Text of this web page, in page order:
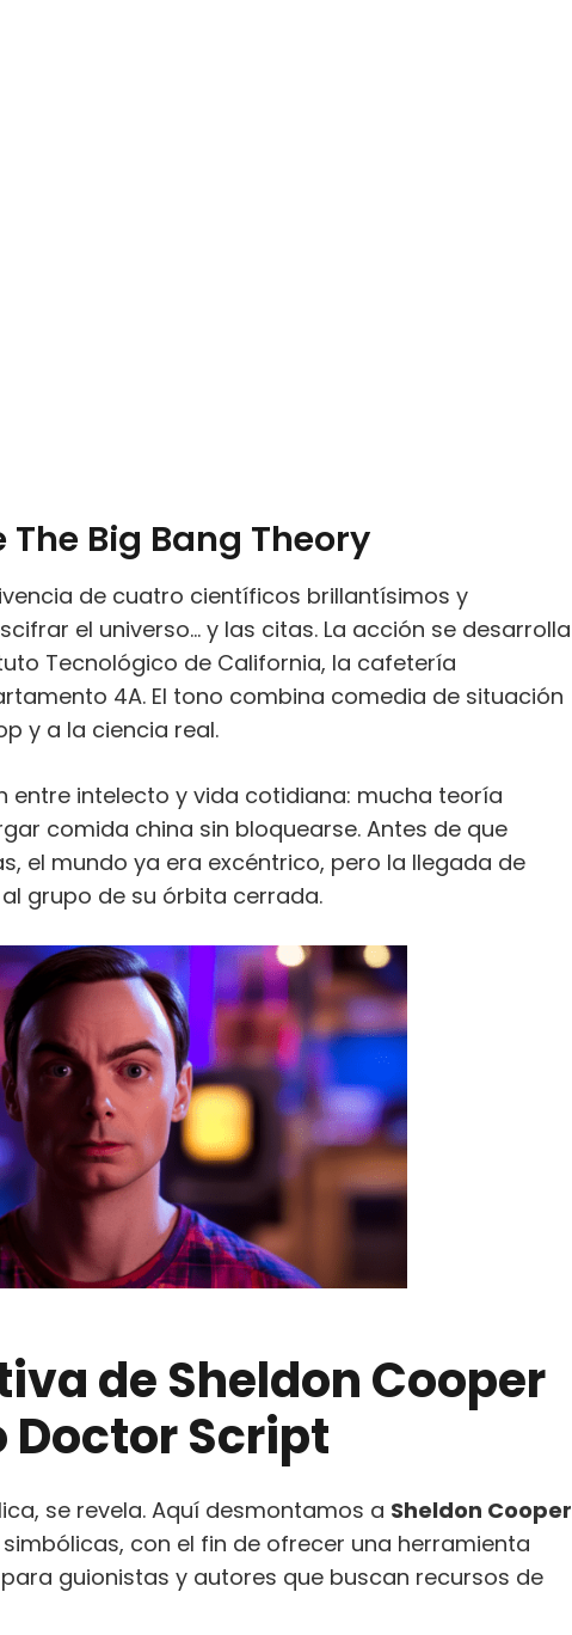
Big Bang Theory
de cuatro científicos brillantísimos y
el universo… y las citas. La acción se desarrolla
Tecnológico de California, la cafetería
4A. El tono combina comedia de situación
y a la ciencia real.
entre intelecto y vida cotidiana: mucha teoría
comida china sin bloquearse. Antes de que
el mundo ya era excéntrico, pero la llegada de
grupo de su órbita cerrada.
deSheldon Cooper
Doctor Script
se revela. Aquí desmontamos a Sheldon Cooper
con el fin de ofrecer una herramienta
para guionistas y autores que buscan recursos de